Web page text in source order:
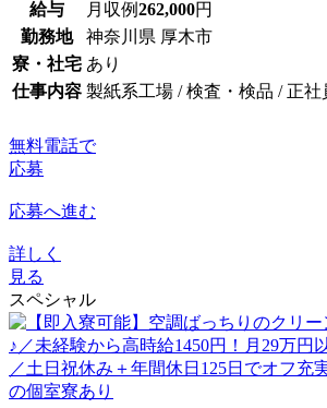
給与 月収例262,000円
勤務地
神奈川県 厚木市
寮・社宅 あり
仕事内容 製紙系工場 / 検査・検品 / 正社
無料電話で
応募
応募へ進む
詳しく
見る
スペシャル